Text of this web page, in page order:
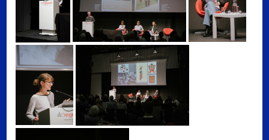
Daniela Stöppel (LMU München)
Kunstsammlung und Archiv, Universität für angewandte Kunst Wien, Foto: Lian Hannah Walter
Robin Rehm (ETH Zürich)
Kunstsammlung und Archiv, Universität für angewandte Kunst Wien,
Moderation Panel I,
Hamida Sivac (Universität Wien)'Modernismus situieren, künstlerische Strategien,